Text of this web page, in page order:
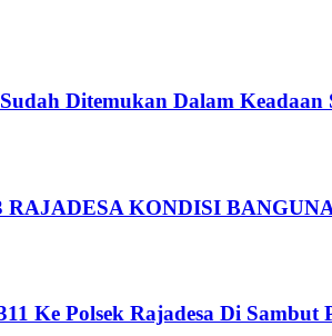
Ditemukan Dalam Keadaan
KONDISI
Ke Polsek Rajadesa Di Sambut